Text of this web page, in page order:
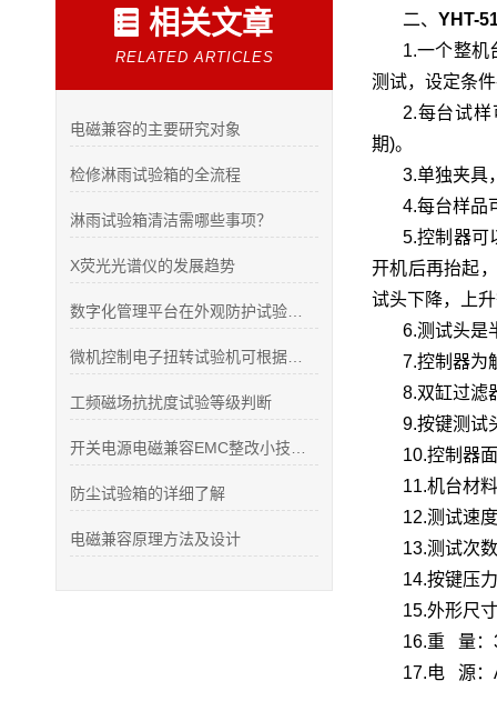
相关文章
RELATED ARTICLES
电磁兼容的主要研究对象
检修淋雨试验箱的全流程
淋雨试验箱清洁需哪些事项？
X荧光光谱仪的发展趋势
工频磁场抗扰度试验等级判断
防尘试验箱的详细了解
电磁兼容原理方法及设计
二、 YHT-
1.一个整机
测试，设定条
2.每台试
期)。
3.单独夹具
4.每台样品
5.控制器可
开机后再抬起
试头下降，上
6.测试头是
7.控制器为
8.双缸过滤
9.按键测试
10.控制器
11.机台材
12.测试速
13.测试次
14.按键压
15.外形尺
16.重 量：
17.电 源：